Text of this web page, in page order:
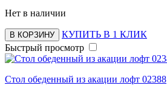
Нет в наличии
В КОРЗИНУ
КУПИТЬ В 1 КЛИК
Быстрый просмотр
Стол обеденный из акации лофт 02388